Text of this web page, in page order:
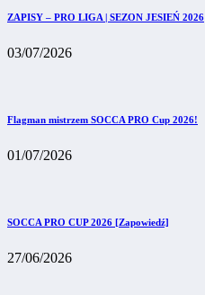
ZAPISY – PRO LIGA | SEZON JESIEŃ 2026
03/07/2026
Flagman mistrzem SOCCA PRO Cup 2026!
01/07/2026
SOCCA PRO CUP 2026 [Zapowiedź]
27/06/2026